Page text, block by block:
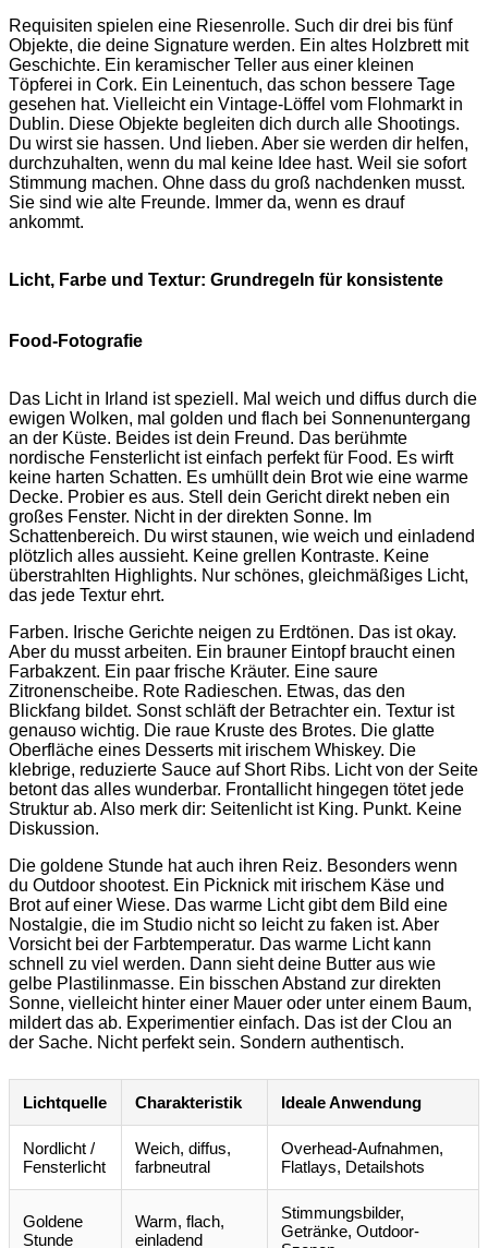
Requisiten spielen eine Riesenrolle. Such dir drei bis fünf
Objekte, die deine Signature werden. Ein altes Holzbrett mit
Geschichte. Ein keramischer Teller aus einer kleinen
Töpferei in Cork. Ein Leinentuch, das schon bessere Tage
gesehen hat. Vielleicht ein Vintage-Löffel vom Flohmarkt in
Dublin. Diese Objekte begleiten dich durch alle Shootings.
Du wirst sie hassen. Und lieben. Aber sie werden dir helfen,
durchzuhalten, wenn du mal keine Idee hast. Weil sie sofort
Stimmung machen. Ohne dass du groß nachdenken musst.
Sie sind wie alte Freunde. Immer da, wenn es drauf
ankommt.
Licht, Farbe und Textur: Grundregeln für konsistente
Food-Fotografie
Das Licht in Irland ist speziell. Mal weich und diffus durch die
ewigen Wolken, mal golden und flach bei Sonnenuntergang
an der Küste. Beides ist dein Freund. Das berühmte
nordische Fensterlicht ist einfach perfekt für Food. Es wirft
keine harten Schatten. Es umhüllt dein Brot wie eine warme
Decke. Probier es aus. Stell dein Gericht direkt neben ein
großes Fenster. Nicht in der direkten Sonne. Im
Schattenbereich. Du wirst staunen, wie weich und einladend
plötzlich alles aussieht. Keine grellen Kontraste. Keine
überstrahlten Highlights. Nur schönes, gleichmäßiges Licht,
das jede Textur ehrt.
Farben. Irische Gerichte neigen zu Erdtönen. Das ist okay.
Aber du musst arbeiten. Ein brauner Eintopf braucht einen
Farbakzent. Ein paar frische Kräuter. Eine saure
Zitronenscheibe. Rote Radieschen. Etwas, das den
Blickfang bildet. Sonst schläft der Betrachter ein. Textur ist
genauso wichtig. Die raue Kruste des Brotes. Die glatte
Oberfläche eines Desserts mit irischem Whiskey. Die
klebrige, reduzierte Sauce auf Short Ribs. Licht von der Seite
betont das alles wunderbar. Frontallicht hingegen tötet jede
Struktur ab. Also merk dir: Seitenlicht ist King. Punkt. Keine
Diskussion.
Die goldene Stunde hat auch ihren Reiz. Besonders wenn
du Outdoor shootest. Ein Picknick mit irischem Käse und
Brot auf einer Wiese. Das warme Licht gibt dem Bild eine
Nostalgie, die im Studio nicht so leicht zu faken ist. Aber
Vorsicht bei der Farbtemperatur. Das warme Licht kann
schnell zu viel werden. Dann sieht deine Butter aus wie
gelbe Plastilinmasse. Ein bisschen Abstand zur direkten
Sonne, vielleicht hinter einer Mauer oder unter einem Baum,
mildert das ab. Experimentier einfach. Das ist der Clou an
der Sache. Nicht perfekt sein. Sondern authentisch.
Lichtquelle Charakteristik Ideale Anwendung
Nordlicht /
Fensterlicht
Weich, diffus,
farbneutral
Overhead-Aufnahmen,
Flatlays, Detailshots
Goldene
Stunde
Warm, flach,
einladend
Stimmungsbilder,
Getränke, Outdoor-